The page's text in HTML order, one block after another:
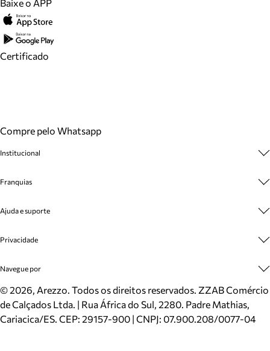
Baixe o APP
Certificado
Compre pelo Whatsapp
Institucional
Cashback
Venda Corporativa
Mapa do Site
Inverno
Mundo Arezzo
Franquias
Plano de Negócio
Ajuda e suporte
Cadastro
Meus Pedidos
Trocas e Devoluções
Cartão Presente
Localizador de lojas
Privacidade
Politica e Privacidade
Navegue por
Sapatos
Bolsas
Scarpins
©2026, Arezzo. Todos os direitos reservados. ZZAB Comércio
de Calçados Ltda. | Rua África do Sul, 2280. Padre Mathias,
Cariacica/ES. CEP: 29157-900 | CNPJ: 07.900.208/0077-04